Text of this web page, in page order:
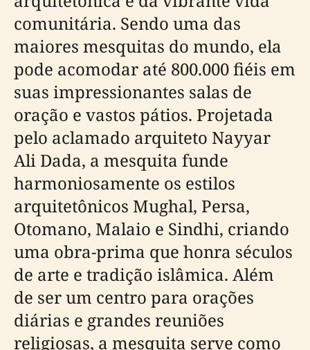
comunitária. Sendo uma das
maiores mesquitas do mundo, ela
pode acomodar até 800.000 fiéis em
suas impressionantes salas de
oração e vastos pátios. Projetada
pelo aclamado arquiteto Nayyar
Ali Dada, a mesquita funde
harmoniosamente os estilos
arquitetônicos Mughal, Persa,
Otomano, Malaio e Sindhi, criando
uma obra-prima que honra séculos
de arte e tradição islâmica. Além
de ser um centro para orações
diárias e grandes reuniões
religiosas, a mesquita serve como